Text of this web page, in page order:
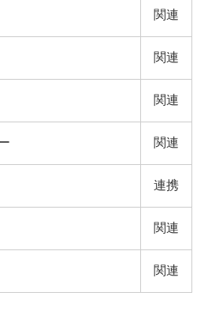
関連
関連
関連
関連
連携
関連
関連